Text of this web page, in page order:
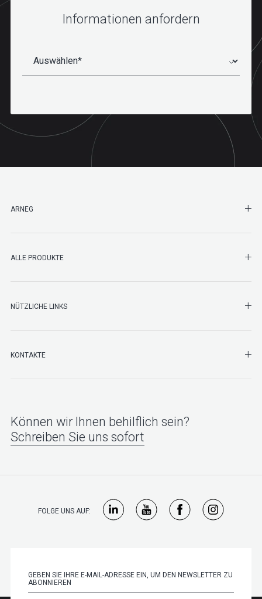
Informationen anfordern
ARNEG
ALLE PRODUKTE
NÜTZLICHE LINKS
KONTAKTE
Können wir Ihnen behilflich sein?
Schreiben Sie uns sofort
FOLGE UNS AUF: